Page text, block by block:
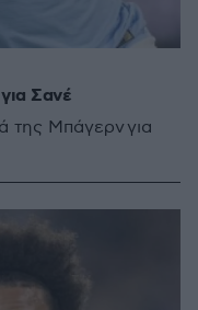
Σανέ
Μπάγερν για